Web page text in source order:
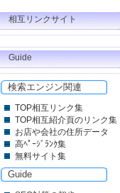
相互リンクサイト
Guide
検索エンジン関連
TOP相互リンク集
TOP相互紹介頁のリンク集
お店や会社の住所データ
高ﾍﾟｰｼﾞﾗﾝｸ集
無料サイト集
Guide